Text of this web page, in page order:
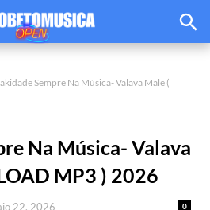
Sempre Na Música- Valava Male (
Na Música- Valava
MP3 ) 2026
0
22, 2026